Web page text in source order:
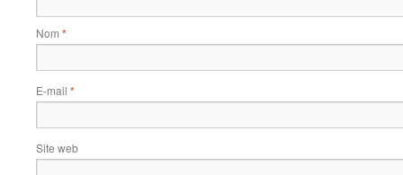
Nom *
E-mail *
Site web